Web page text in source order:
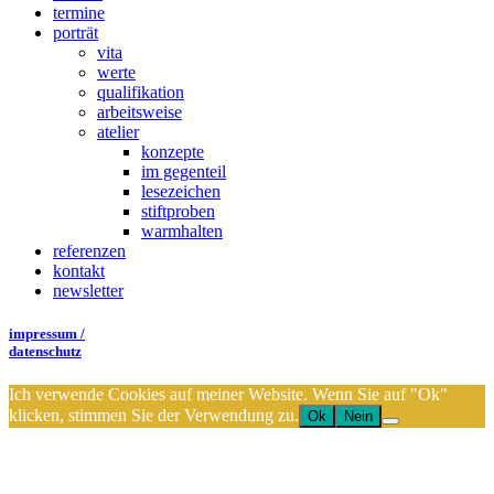
termine
porträt
vita
werte
qualifikation
arbeitsweise
atelier
konzepte
im gegenteil
lesezeichen
stiftproben
warmhalten
referenzen
kontakt
newsletter
impressum /
datenschutz
Ich verwende Cookies auf meiner Website. Wenn Sie auf "Ok"
klicken, stimmen Sie der Verwendung zu. Ok Nein